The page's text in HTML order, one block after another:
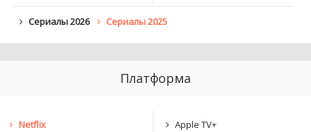
Сериалы 2026 Сериалы 2025
Платформа
Netflix Apple TV+